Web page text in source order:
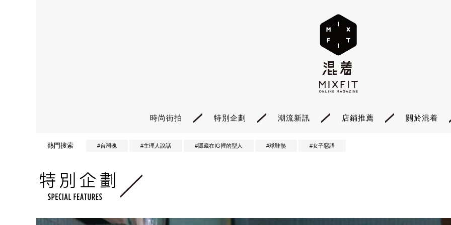
時尚街拍 特別企劃 潮流新訊 店鋪推薦 關於混着
熱門搜索 #台灣魂 #主理人說話 #隱藏在IG裡的型人 #球鞋熱 #女子惡語